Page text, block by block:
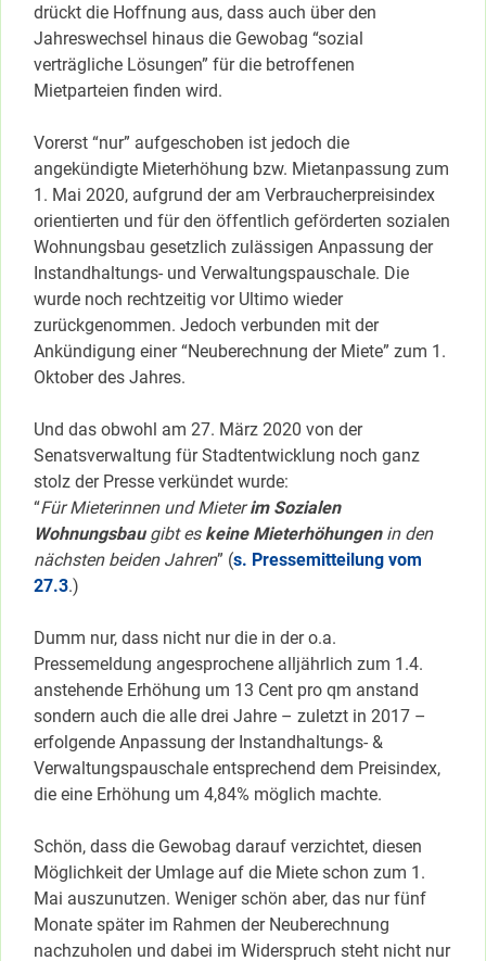
drückt die Hoffnung aus, dass auch über den
Jahreswechsel hinaus die Gewobag “sozial
verträgliche Lösungen” für die betroffenen
Mietparteien finden wird.
Vorerst “nur” aufgeschoben ist jedoch die
angekündigte Mieterhöhung bzw. Mietanpassung zum
1. Mai 2020, aufgrund der am Verbraucherpreisindex
orientierten und für den öffentlich geförderten sozialen
Wohnungsbau gesetzlich zulässigen Anpassung der
Instandhaltungs- und Verwaltungspauschale. Die
wurde noch rechtzeitig vor Ultimo wieder
zurückgenommen. Jedoch verbunden mit der
Ankündigung einer “Neuberechnung der Miete” zum 1.
Oktober des Jahres.
Und das obwohl am 27. März 2020 von der
Senatsverwaltung für Stadtentwicklung noch ganz
stolz der Presse verkündet wurde:
“Für Mieterinnen und Mieterim Sozialen
Wohnungsbaugibt es keine Mieterhöhungenin den
nächsten beiden Jahren” (s. Pressemitteilung vom
27.3.)
Dumm nur, dass nicht nur die in der o.a.
Pressemeldung angesprochene alljährlich zum 1.4.
anstehende Erhöhung um 13 Cent pro qm anstand
sondern auch die alle drei Jahre – zuletzt in 2017 –
erfolgende Anpassung der Instandhaltungs- &
Verwaltungspauschale entsprechend dem Preisindex,
die eine Erhöhung um 4,84% möglich machte.
Schön, dass die Gewobag darauf verzichtet, diesen
Möglichkeit der Umlage auf die Miete schon zum 1.
Mai auszunutzen. Weniger schön aber, das nur fünf
Monate später im Rahmen der Neuberechnung
nachzuholen und dabei im Widerspruch steht nicht nur